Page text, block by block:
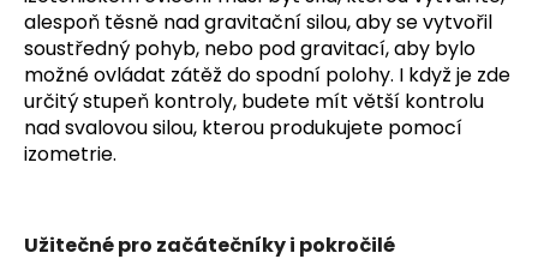
alespoň těsně nad gravitační silou, aby se vytvořil
soustředný pohyb, nebo pod gravitací, aby bylo
možné ovládat zátěž do spodní polohy. I když je zde
určitý stupeň kontroly, budete mít větší kontrolu
nad svalovou silou, kterou produkujete pomocí
izometrie.
Užitečné pro začátečníky i pokročilé